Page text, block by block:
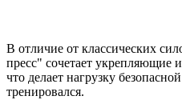
В отличие от классических
пресс" сочетает укрепляющие
что делает нагрузку
тренировался.